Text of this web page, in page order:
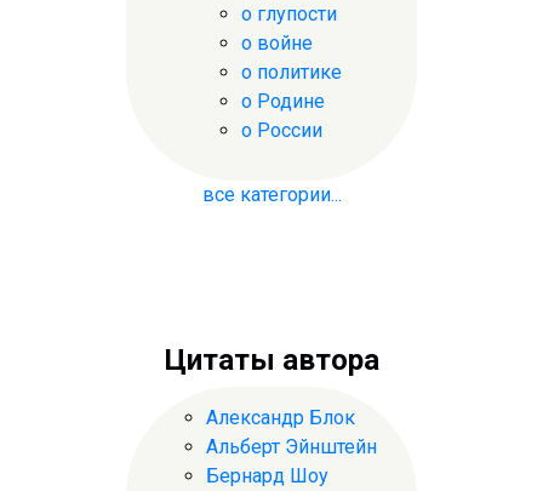
о глупости
о войне
о политике
о Родине
о России
все категории...
Цитаты автора
Александр Блок
Альберт Эйнштейн
Бернард Шоу